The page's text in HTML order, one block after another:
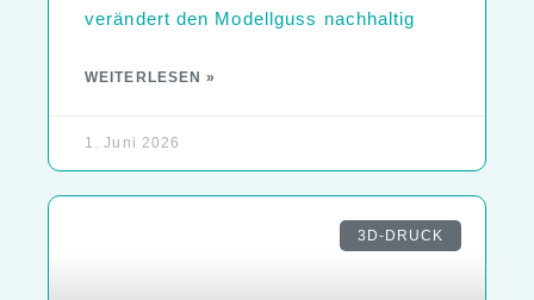
verändert den Modellguss nachhaltig
WEITERLESEN »
1. Juni 2026
3D-DRUCK